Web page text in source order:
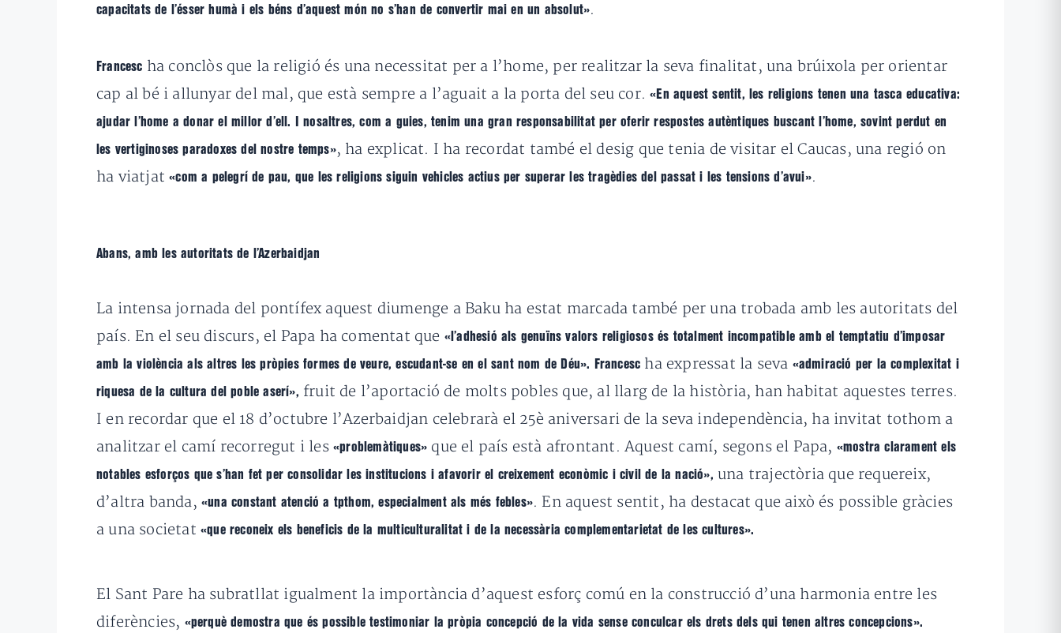
capacitats de l’ésser humà i els béns d’aquest món no s’han de convertir mai en un absolut».
Francesc ha conclòs que la religió és una necessitat per a l’home, per realitzar la seva finalitat, una brúixola per orientar
cap al bé i allunyar del mal, que està sempre a l’aguait a la porta del seu cor. «En aquest sentit, les religions tenen una tasca educativa:
ajudar l’home a donar el millor d’ell. I nosaltres, com a guies, tenim una gran responsabilitat per oferir respostes autèntiques buscant l’home, sovint perdut en
les vertiginoses paradoxes del nostre temps», ha explicat. I ha recordat també el desig que tenia de visitar el Caucas, una regió on
ha viatjat«com a pelegrí de pau, que les religions siguin vehicles actius per superar les tragèdies del passat i les tensions d’avui».
Abans, amb les autoritats de l’Azerbaidjan
La intensa jornada del pontífex aquest diumenge a Baku ha estat marcada també per una trobada amb les autoritats del
país. En el seu discurs, el Papa ha comentat que «l’adhesió als genuïns valors religiosos és totalment incompatible amb el temptatiu d’imposar
amb la violència als altres les pròpies formes de veure, escudant-se en el sant nom de Déu». Francesc ha expressat la seva «admiració per la complexitat i
riquesa de la cultura del poble aserí», fruit de l’aportació de molts pobles que, al llarg de la història, han habitat aquestes terres.
I en recordar que el 18 d’octubre l’Azerbaidjan celebrarà el 25è aniversari de la seva independència, ha invitat tothom a
analitzar el camí recorregut i les«problemàtiques» que el país està afrontant.Aquest camí, segons el Papa, «mostra clarament els
notables esforços que s’han fet per consolidar les institucions i afavorir el creixement econòmic i civil de la nació», una trajectòria que requereix,
d’altra banda, «una constant atenció a tpthom, especialment als més febles». En aquest sentit, ha destacat que això és possible gràcies
a una societat «que reconeix els beneficis de la multiculturalitat i de la necessària complementarietat de les cultures».
El Sant Pare ha subratllat igualment la importància d’aquest esforç comú en la construcció d’una harmonia entre les
diferències, «perquè demostra que és possible testimoniar la pròpia concepció de la vida sense conculcar els drets dels qui tenen altres concepcions».